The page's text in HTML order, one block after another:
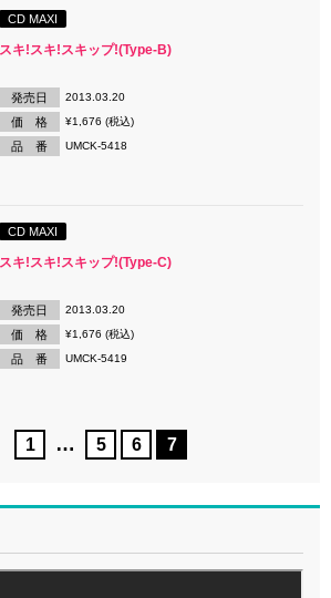
CD MAXI
スキ!スキ!スキップ!(Type-B)
発売日 2013.03.20
価 格 ¥1,676 (税込)
品 番 UMCK-5418
CD MAXI
スキ!スキ!スキップ!(Type-C)
発売日 2013.03.20
価 格 ¥1,676 (税込)
品 番 UMCK-5419
1 … 5 6 7